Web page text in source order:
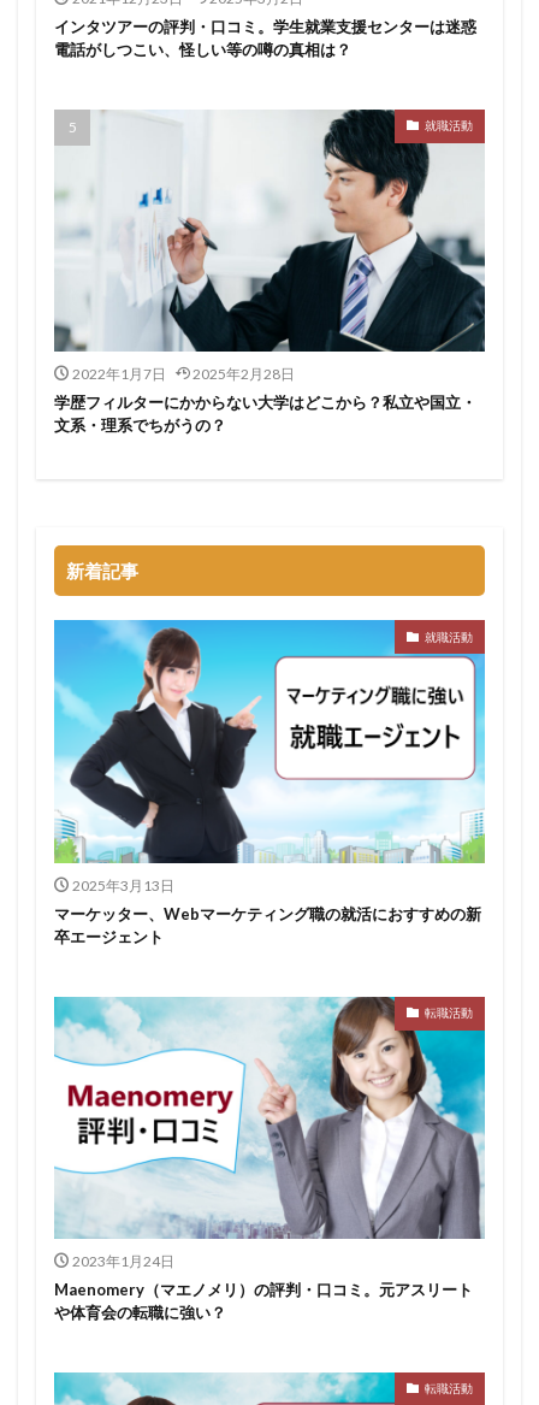
インタツアーの評判・口コミ。学生就業支援センターは迷惑
電話がしつこい、怪しい等の噂の真相は？
就職活動
2022年1月7日 2025年2月28日
学歴フィルターにかからない大学はどこから？私立や国立・
文系・理系でちがうの？
新着記事
就職活動
2025年3月13日
マーケッター、Webマーケティング職の就活におすすめの新
卒エージェント
転職活動
2023年1月24日
Maenomery（マエノメリ）の評判・口コミ。元アスリート
や体育会の転職に強い？
転職活動
みなし手当
やり方
ミドルベンチャー
マイナビ新卒紹介
マイナビジョブ20'sスカウト
マイナビジョブ20's
マーケティング
やり方がわからない
ホワイト企業ランキング
不人気業界
人生終了
二次面接
二次募集 事務職
九州地方
中小企業
中堅企業
一覧
ユニスタイル
一般事務
一次面接
リクナビ就職エージェント
リクナビ
ランキング
マーケッター
ホワイト企業
スカウトサイト
ジョブティービー
システムエンジニア
ジェイック
テストセンター
どこから
ボロボロ
ブラック入ってはいけない
ボーナス込み
ポート株式会社
ベクトル
ペースボックス
プログラミング
プログラマー
フリナビ
フリーター
フューチャーファインダー
どこでもいい
バレない
ハタラクティブ
ネオキャリア
高卒
検索